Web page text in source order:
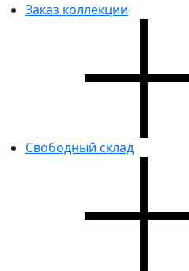
Заказ коллекции
Свободный склад